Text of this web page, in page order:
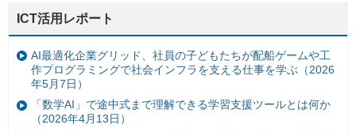
ICT活用レポート
AI最適化企業グリッド、社員の子どもたちが配船ゲームや工
作プログラミングで社会インフラを支える仕事を学ぶ（2026
年5月7日）
「数学AI」で途中式まで理解できる学習支援ツールとは何か
（2026年4月13日）